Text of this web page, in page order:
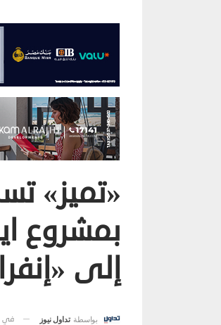
«تميز»
بمشروع
إلى
بواسطة تداول نيوز في